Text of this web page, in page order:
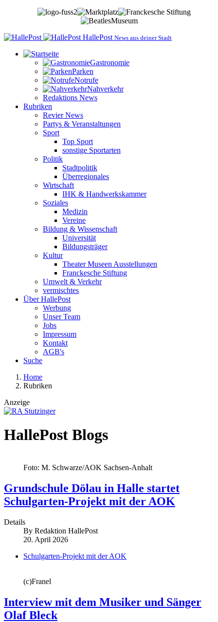
HallePost News aus deiner Stadt
Gastronomie
Parken
Notrufe
Nahverkehr
Redaktions News
Rubriken
Revier News
Partys & Veranstaltungen
Sport
Top Sport
sonstige Sportarten
Politik
Stadtpolitik
Überregionales
Wirtschaft
IHK & Handwerkskammer
Soziales
Medizin
Vereine
Bildung & Wissenschaft
Universität
Bildungsträger
Kultur
Theater Museen Ausstellungen
Franckesche Stiftung
Umwelt & Verkehr
vermischtes
Über HallePost
Werbung
Unser Team
Jobs
Impressum
Kontakt
AGB's
Suche
Home
Rubriken
Anzeige
HallePost Blogs
Foto: M. Schwarze/AOK Sachsen-Anhalt
Grundschule Dölau in Halle startet
Schulgarten-Projekt mit der AOK
Details
By Redaktion HallePost
20. April 2026
Schulgarten-Projekt mit der AOK
(c)Franel
Interview mit dem Musiker und Sänger
Olaf Bleck